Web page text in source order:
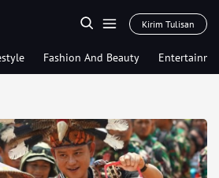
Kirim Tulisan
Fashion And Beauty